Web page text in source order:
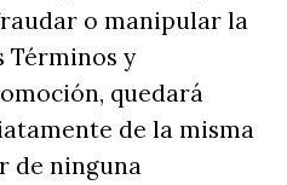
o manipular la
Términos y
quedará
de la misma
de ninguna